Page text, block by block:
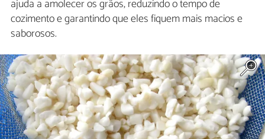
ajuda a amolecer os grãos, reduzindo o tempo de
cozimento e garantindo que eles fiquem mais macios e
saborosos.